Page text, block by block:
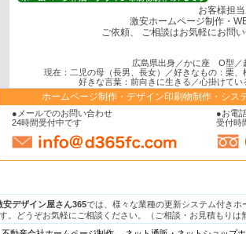
お客様担
激安ホームページ制作・
ご依頼、 ご相談はお気軽にお問
広島県出身／かに座 O型／
現在：二児の母（長男、長女）／好きなもの：栗、
好きな言葉：前向きに生きる／心掛けてい
ホームページ制作・デザイン印刷物制作・シス
●メールでのお問い合わせ
24時間受付中です
●お電話
受付時
安デザイン屋さん365では、様々な業種の更新システム付き
。どうぞお気軽にご相談ください。（ご相談・お見積もりは